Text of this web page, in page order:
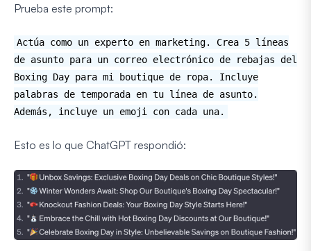
Prueba este prompt:
Actúa como un experto en marketing. Crea 5 líneas
de asunto para un correo electrónico de rebajas del
Boxing Day para mi boutique de ropa. Incluye
palabras de temporada en tu línea de asunto.
Además, incluye un emoji con cada una.
Esto es lo que ChatGPT respondió: